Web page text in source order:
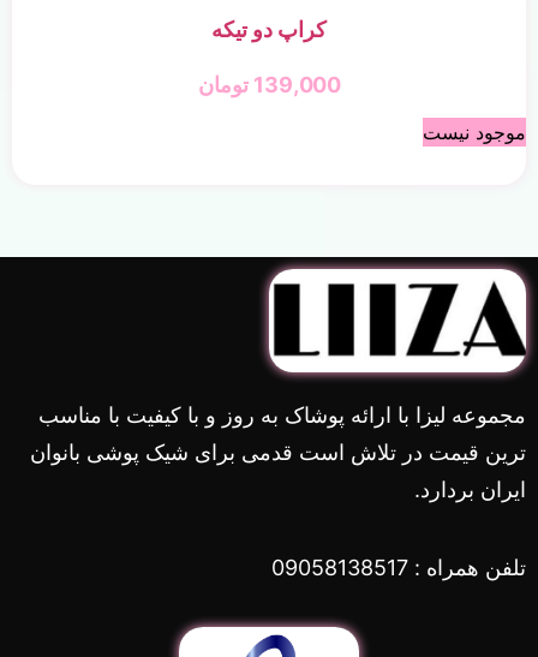
کراپ دو تیکه
139,000 تومان
موجود نیست
مجموعه لیزا با ارائه پوشاک به روز و با کیفیت با مناسب
ترین قیمت در تلاش است قدمی برای شیک پوشی بانوان
ایران بردارد.
تلفن همراه : 09058138517